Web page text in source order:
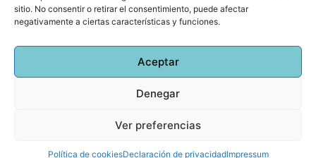
sitio. No consentir o retirar el consentimiento, puede afectar
negativamente a ciertas características y funciones.
Aceptar
Denegar
Ver preferencias
Política de cookiesDeclaración de privacidadImpressum
Agendar cita
Leocadio Martín | DiseñoHuub World